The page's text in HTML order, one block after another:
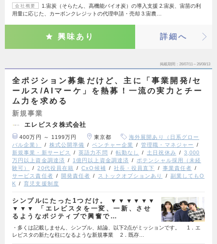
会社概要
1.宙炭（そらたん、高機能バイオ炭）の導入支援 2.宙炭、宙苗の利
用量に応じた、カーボンクレジットの代理申請・売却 3.宙農…
興味あり 詳細へ
掲載期間 26/07/11～26/08/13
全ポジション募集だけど、主に「事業開発/セ
ールス/AIマーケ」を熱募！一流の実力とチー
ム力を求める
新規事業
エレビスタ株式会社
400万円 ～ 1199万円 東京都
海外展開あり（日系グロー
バル企業）
株式公開準備 ベンチャー企業
管理職・マネジャー
新規事業・新サービス
英語力不問 転勤なし 土日祝休み
3,000
万円以上資金調達済
1億円以上資金調達済
ポテンシャル採用（未経
験可）
20代役員在籍 CxO候補 社長・役員直下
事業責任者
サービス責任者
開発責任者 ストックオプションあり
副業してもO
K
育児支援制度
シンプルにたった1つだけ。 ▼▼▼▼▼▼
▼▼▼ 「エレビスタを一変、一新、させ
るようなポジティブで興奮で…
・多くは記載しません、シンプル、結論、以下2点がミッションです。 1．エ
レビスタの新たな柱になるような新規事業 2．既存…